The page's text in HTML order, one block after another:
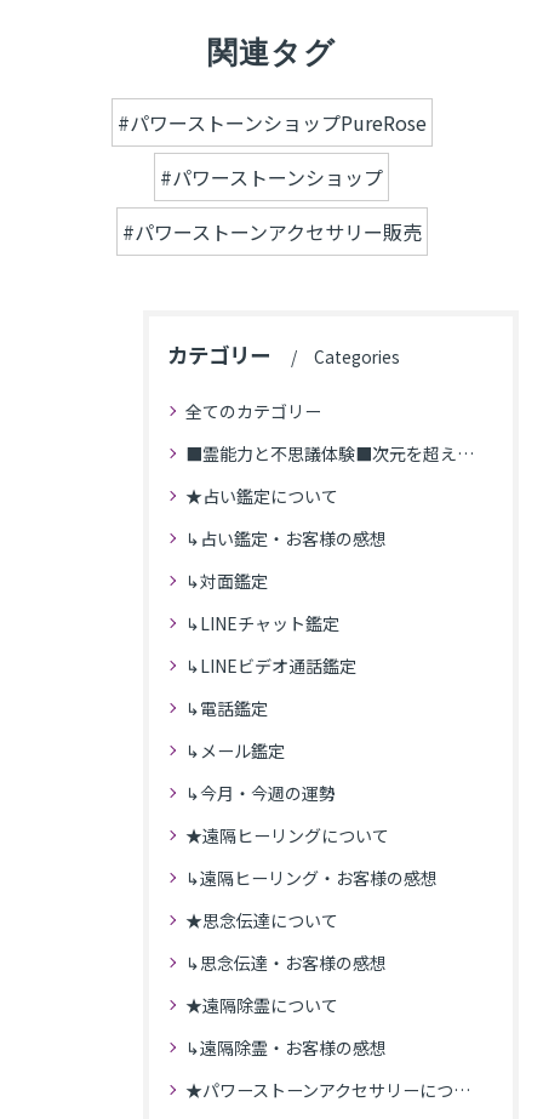
関連タグ
#パワーストーンショップPureRose
#パワーストーンショップ
#パワーストーンアクセサリー販売
カテゴリー Categories
全てのカテゴリー
■霊能力と不思議体験■次元を超えた体験
★占い鑑定について
↳占い鑑定・お客様の感想
↳対面鑑定
↳LINEチャット鑑定
↳LINEビデオ通話鑑定
↳電話鑑定
↳メール鑑定
↳今月・今週の運勢
★遠隔ヒーリングについて
↳遠隔ヒーリング・お客様の感想
★思念伝達について
↳思念伝達・お客様の感想
★遠隔除霊について
↳遠隔除霊・お客様の感想
★パワーストーンアクセサリーについて